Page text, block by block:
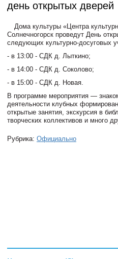
день открытых дверей
Дома культуры «Центра
Солнечногорск проведут День
следующих культурно-досуговых
- в 13:00 - СДК д. Лыткино;
- в 14:00 - СДК д. Соколово;
- в 15:00 - СДК д. Новая.
В программе мероприятия —
деятельности клубных
открытые занятия, экскурсия в
творческих коллективов и много
Рубрика: Официально